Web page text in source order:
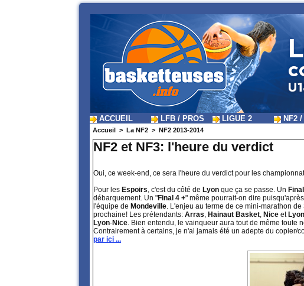
ACCUEIL LFB / PROS LIGUE 2 NF2
Accueil > La NF2 > NF2 2013-2014
NF2 et NF3: l'heure du verdict
Oui, ce week-end, ce sera l'heure du verdict pour les
Pour les Espoirs, c'est du côté de Lyon que ça se passe. Un
débarquement. Un "Final 4 +" même pourrait-on dire
l'équipe de Mondeville. L'enjeu au terme de ce mini-marathon
prochaine! Les prétendants: Arras, Hainaut Basket, Nice et Lyon
Lyon-Nice. Bien entendu, le vainqueur aura tout de même toute
Contrairement à certains, je n'ai jamais été un adepte du copier/
par ici ...